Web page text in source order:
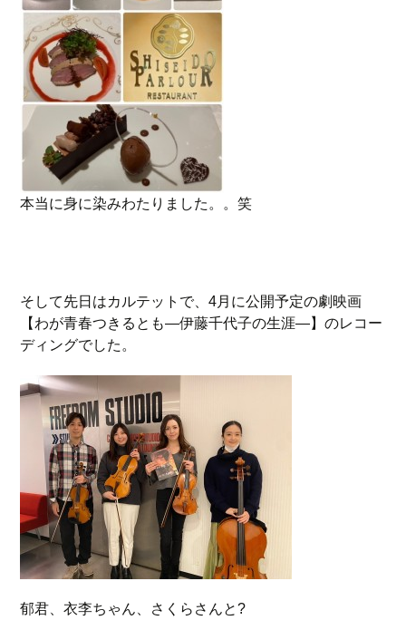
本当に身に染みわたりました。。笑
そして先日はカルテットで、4月に公開予定の劇映画
【わが青春つきるとも―伊藤千代子の生涯―】のレコー
ディングでした。
郁君、衣李ちゃん、さくらさんと?